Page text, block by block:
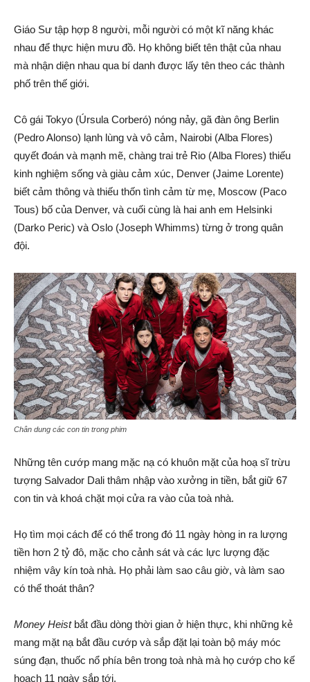
Giáo Sư tập hợp 8 người, mỗi người có một kĩ năng khác
nhau để thực hiện mưu đồ. Họ không biết tên thật của nhau
mà nhận diện nhau qua bí danh được lấy tên theo các thành
phố trên thế giới.
Cô gái Tokyo (Úrsula Corberó) nóng nảy, gã đàn ông Berlin
(Pedro Alonso) lạnh lùng và vô cảm, Nairobi (Alba Flores)
quyết đoán và mạnh mẽ, chàng trai trẻ Rio (Alba Flores) thiếu
kinh nghiệm sống và giàu cảm xúc, Denver (Jaime Lorente)
biết cảm thông và thiếu thốn tình cảm từ mẹ, Moscow (Paco
Tous) bố của Denver, và cuối cùng là hai anh em Helsinki
(Darko Peric) và Oslo (Joseph Whimms) từng ở trong quân
đội.
Chân dung các con tin trong phim
Những tên cướp mang mặc nạ có khuôn mặt của hoạ sĩ trừu
tượng Salvador Dali thâm nhập vào xưởng in tiền, bắt giữ 67
con tin và khoá chặt mọi cửa ra vào của toà nhà.
Họ tìm mọi cách để có thể trong đó 11 ngày hòng in ra lượng
tiền hơn 2 tỷ đô, mặc cho cảnh sát và các lực lượng đặc
nhiệm vây kín toà nhà. Họ phải làm sao câu giờ, và làm sao
có thể thoát thân?
Money Heistbắt đầu dòng thời gian ở hiện thực, khi những kẻ
mang mặt nạ bắt đầu cướp và sắp đặt lại toàn bộ máy móc
súng đạn, thuốc nổ phía bên trong toà nhà mà họ cướp cho kế
hoạch 11 ngày sắp tới.